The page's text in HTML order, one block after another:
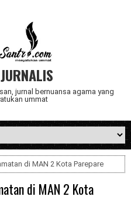
jurnal bernuansa agama yang
ummat
di MAN 2 Kota Parepare
di MAN 2 Kota